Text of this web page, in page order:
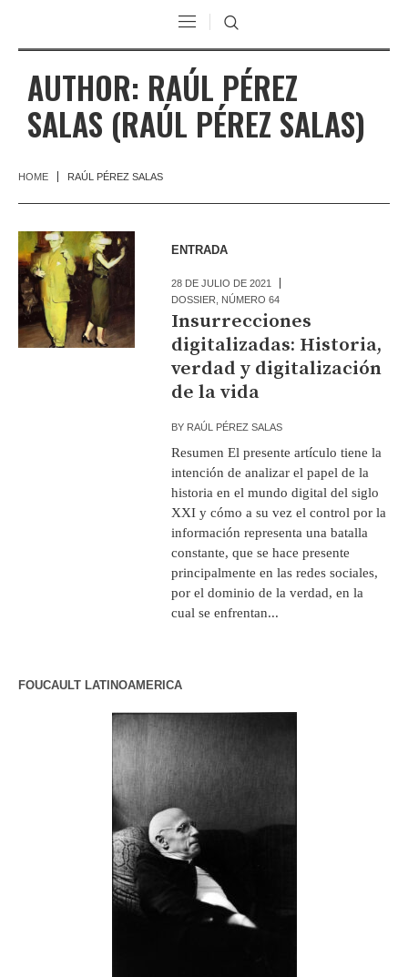
AUTHOR: RAÚL PÉREZ
SALAS (RAÚL PÉREZ SALAS)
HOME RAÚL PÉREZ SALAS
ENTRADA
28 DE JULIO DE 2021
DOSSIER
NÚMERO 64
Insurrecciones
digitalizadas: Historia,
verdad y digitalización
de la vida
BY RAÚL PÉREZ SALAS
Resumen El presente artículo tiene la
intención de analizar el papel de la
historia en el mundo digital del siglo
XXI y cómo a su vez el control por la
información representa una batalla
constante, que se hace presente
principalmente en las redes sociales,
por el dominio de la verdad, en la
cual se enfrentan...
FOUCAULT LATINOAMERICA